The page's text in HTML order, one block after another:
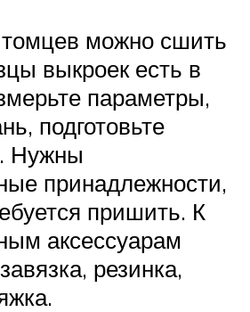
можно сшить
выкроек есть в
параметры,
подготовьте
Нужны
принадлежности,
пришить. К
аксессуарам
резинка,